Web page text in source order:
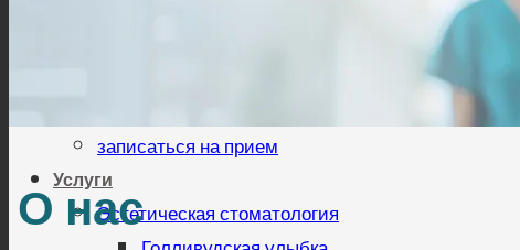
записаться на прием
Услуги
Эстетическая стоматология
О нас